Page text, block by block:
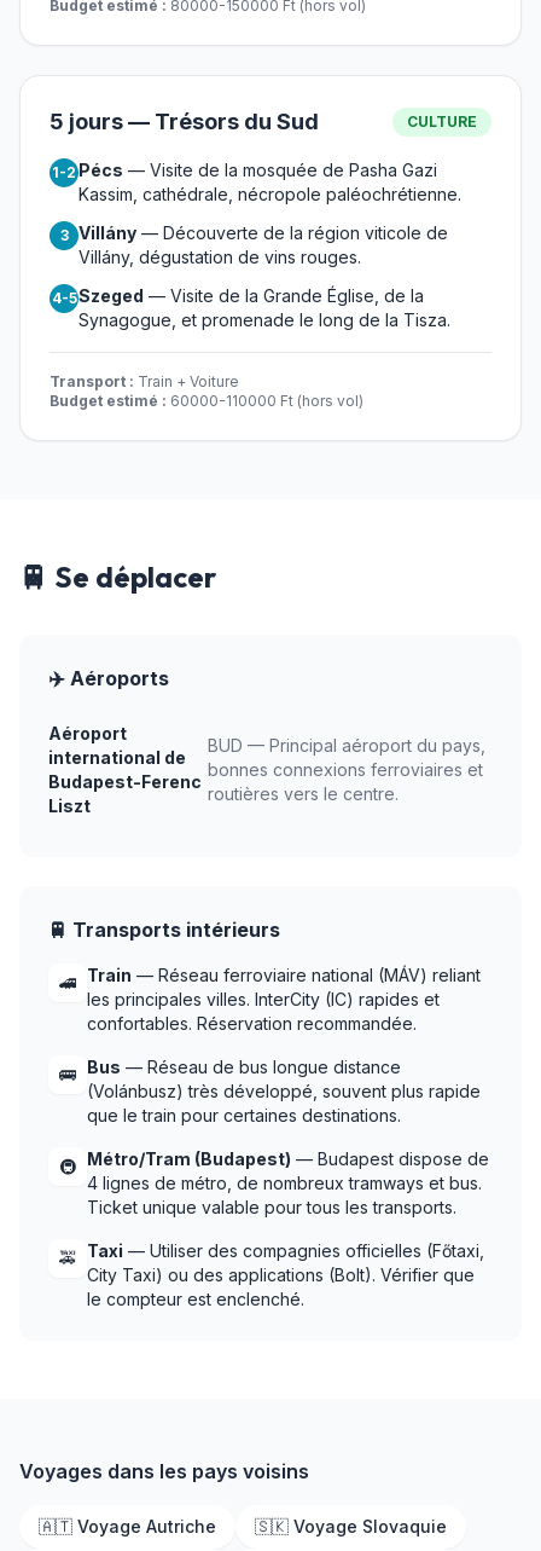
Budget estimé : 80000-150000 Ft (hors vol)
5 jours — Trésors du Sud CULTURE
1-2 Pécs — Visite de la mosquée de Pasha Gazi
Kassim, cathédrale, nécropole paléochrétienne.
3 Villány — Découverte de la région viticole de
Villány, dégustation de vins rouges.
4-5Szeged — Visite de la Grande Église, de la
Synagogue, et promenade le long de la Tisza.
Transport : Train + Voiture
Budget estimé : 60000-110000 Ft (hors vol)
🚆 Se déplacer
✈️ Aéroports
Aéroport
international de
Budapest-Ferenc
Liszt
BUD — Principal aéroport du pays,
bonnes connexions ferroviaires et
routières vers le centre.
🚆 Transports intérieurs
🚄 Train — Réseau ferroviaire national (MÁV) reliant
les principales villes. InterCity (IC) rapides et
confortables. Réservation recommandée.
🚌 Bus — Réseau de bus longue distance
(Volánbusz) très développé, souvent plus rapide
que le train pour certaines destinations.
🚇 Métro/Tram (Budapest) — Budapest dispose de
4 lignes de métro, de nombreux tramways et bus.
Ticket unique valable pour tous les transports.
🚕 Taxi — Utiliser des compagnies officielles (Főtaxi,
City Taxi) ou des applications (Bolt). Vérifier que
le compteur est enclenché.
Voyages dans les pays voisins
🇦🇹 Voyage Autriche 🇸🇰 Voyage Slovaquie